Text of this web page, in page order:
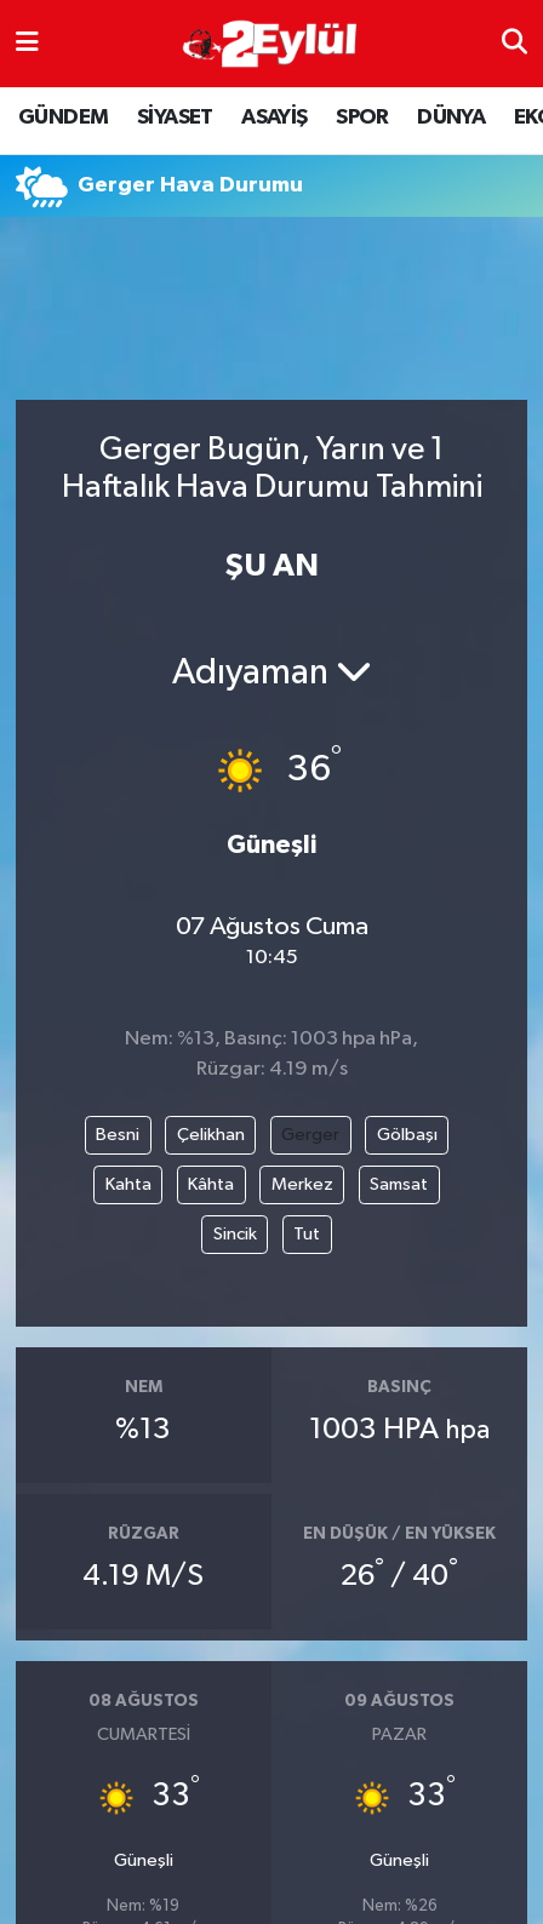
GÜNDEM SİYASET ASAYİŞ SPOR DÜNYA
Gerger Hava Durumu
Gerger Bugün, Yarın ve 1
Haftalık Hava Durumu Tahmini
ŞU AN
Adıyaman
36°
Güneşli
07 Ağustos Cuma
10:45
Nem: %13, Basınç: 1003 hpa hPa,
Rüzgar: 4.19 m/s
Besni Çelikhan Gerger Gölbaşı
Kahta Kâhta Merkez Samsat
Sincik Tut
NEM
%13
BASINÇ
1003 HPA hpa
RÜZGAR
4.19 M/S
EN DÜŞÜK / EN YÜKSEK
26° / 40°
08 AĞUSTOS
CUMARTESI
33°
Güneşli
Nem: %19
09 AĞUSTOS
PAZAR
33°
Güneşli
Nem: %26
ASAYİŞ
DÜNYA
EKONOMİ
SİYASET
SPOR
Nöbetçi Eczaneler
Hava Durumu
Eskişehir Namaz Vakitleri
Tüm Manşetler
Son Dakika Haberleri